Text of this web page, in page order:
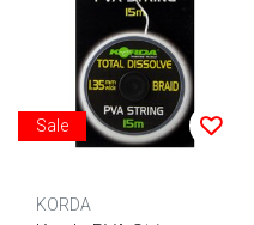
Sale
KORDA